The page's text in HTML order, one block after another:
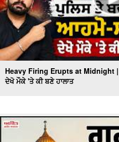
Heavy Firing Erupts at Midnight
ਦੇਖੋ ਮੌਕੇ 'ਤੇ ਕੀ ਬਣੇ ਹਾਲਾਤ